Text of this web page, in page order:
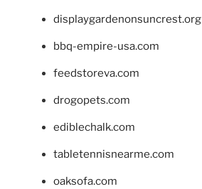
displaygardenonsuncrest.org
bbq-empire-usa.com
feedstoreva.com
drogopets.com
ediblechalk.com
tabletennisnearme.com
oaksofa.com